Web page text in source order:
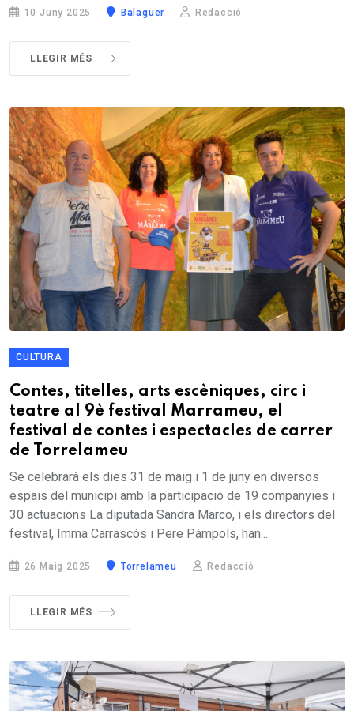
10 Juny 2025 Balaguer Redacció
LLEGIR MÉS
CULTURA
Contes, titelles, arts escèniques, circ i
teatre al 9è festival Marrameu, el
festival de contes i espectacles de carrer
de Torrelameu
Se celebrarà els dies 31 de maig i 1 de juny en diversos
espais del municipi amb la participació de 19 companyies i
30 actuacions La diputada Sandra Marco, i els directors del
festival, Imma Carrascós i Pere Pàmpols, han...
26 Maig 2025 Torrelameu Redacció
LLEGIR MÉS